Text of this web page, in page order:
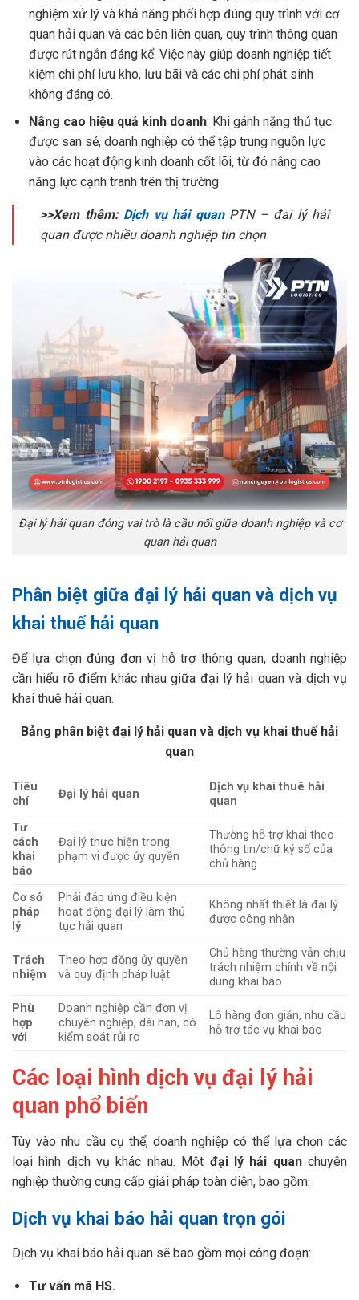
nghiệm xử lý và khả năng phối hợp đúng quy trình với cơ
quan hải quan và các bên liên quan, quy trình thông quan
được rút ngắn đáng kể. Việc này giúp doanh nghiệp tiết
kiệm chi phí lưu kho, lưu bãi và các chi phí phát sinh
không đáng có.
Nâng cao hiệu quả kinh doanh: Khi gánh nặng thủ tục
được san sẻ, doanh nghiệp có thể tập trung nguồn lực
vào các hoạt động kinh doanh cốt lõi, từ đó nâng cao
năng lực cạnh tranh trên thị trường
>>Xem thêm: Dịch vụ hải quanPTN – đại lý hải
quan được nhiều doanh nghiệp tin chọn
Đại lý hải quan đóng vai trò là cầu nối giữa doanh nghiệp và cơ
quan hải quan
Phân biệt giữa đại lý hải quan và dịch vụ
khai thuế hải quan
Để lựa chọn đúng đơn vị hỗ trợ thông quan, doanh nghiệp
cần hiểu rõ điểm khác nhau giữa đại lý hải quan và dịch vụ
khai thuê hải quan.
Bảng phân biệt đại lý hải quan và dịch vụ khai thuế hải
quan
Tiêu
chí
Đại lý hải quan
Dịch vụ khai thuê hải
quan
Tư
cách
khai
báo
Đại lý thực hiện trong
phạm vi được ủy quyền
Thường hỗ trợ khai theo
thông tin/chữ ký số của
chủ hàng
Cơ sở
pháp
lý
Phải đáp ứng điều kiện
hoạt động đại lý làm thủ
tục hải quan
Không nhất thiết là đại lý
được công nhận
Trách
nhiệm
Theo hợp đồng ủy quyền
và quy định pháp luật
Chủ hàng thường vẫn chịu
trách nhiệm chính về nội
dung khai báo
Phù
hợp
với
Doanh nghiệp cần đơn vị
chuyên nghiệp, dài hạn, có
kiểm soát rủi ro
Lô hàng đơn giản, nhu cầu
hỗ trợ tác vụ khai báo
Các loại hình dịch vụ đại lý hải
quan phổ biến
Tùy vào nhu cầu cụ thể, doanh nghiệp có thể lựa chọn các
loại hình dịch vụ khác nhau. Một đại lý hải quanchuyên
nghiệp thường cung cấp giải pháp toàn diện, bao gồm:
Dịch vụ khai báo hải quan trọn gói
Dịch vụ khai báo hải quan sẽ bao gồm mọi công đoạn:
Tư vấn mã HS.